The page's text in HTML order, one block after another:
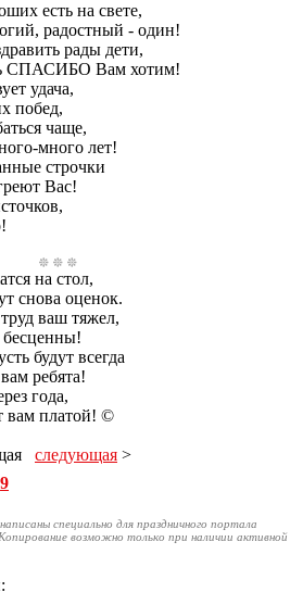
есть на свете,
радостный - один!
рады дети,
СПАСИБО Вам хотим!
удача,
побед,
чаще,
много лет!
строчки
Вас!
на стол,
снова оценок.
ваш тяжел,
будут всегда
ребята!
года,
вам платой! ©
следующая >
9
специально для праздничного портала
Копирование возможно только при наличии активной